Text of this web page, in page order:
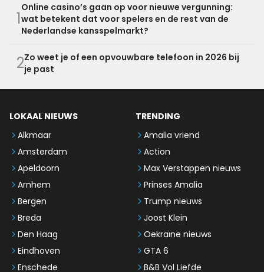
1
Online casino’s gaan op voor nieuwe vergunning:
wat betekent dat voor spelers en de rest van de
Nederlandse kansspelmarkt?
2Zo weet je of een opvouwbare telefoon in 2026 bij
je past
LOKAAL NIEUWS
Alkmaar
Amsterdam
Apeldoorn
Arnhem
Bergen
Breda
Den Haag
Eindhoven
Enschede
TRENDING
Amalia vriend
Action
Max Verstappen nieuws
Prinses Amalia
Trump nieuws
Joost Klein
Oekraïne nieuws
GTA 6
B&B Vol Liefde